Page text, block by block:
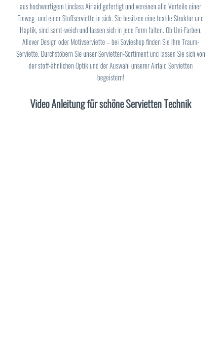
aus hochwertigem Linclass Airlaid gefertigt und vereinen alle Vorteile einer
Einweg- und einer Stoffserviette in sich. Sie besitzen eine textile Struktur und
Haptik, sind samt-weich und lassen sich in jede Form falten. Ob Uni-Farben,
Allover Design oder Motivserviette – bei Sovieshop finden Sie Ihre Traum-
Serviette. Durchstöbern Sie unser Servietten-Sortiment und lassen Sie sich von
der stoff-ähnlichen Optik und der Auswahl unserer Airlaid Servietten
begeistern!
Video Anleitung für schöne Servietten Technik